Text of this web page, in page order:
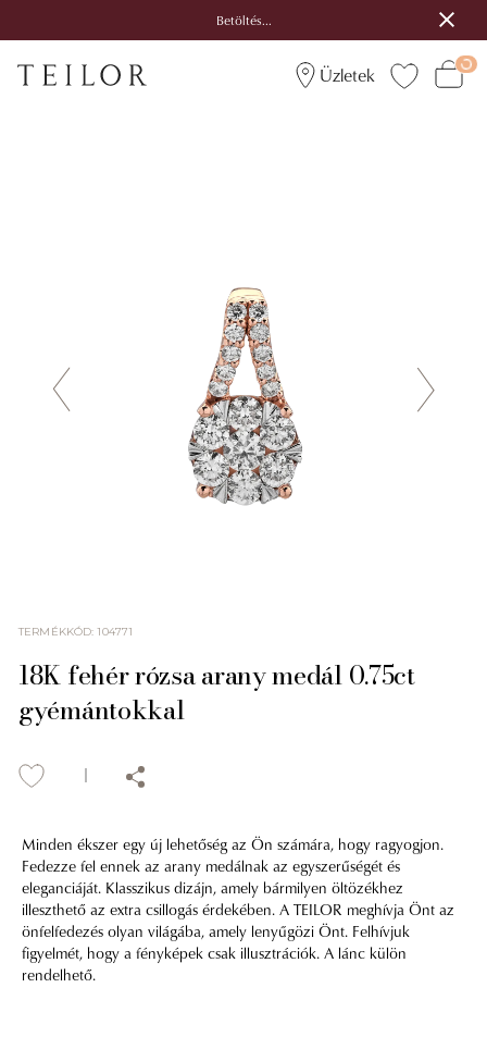
Betöltés...
Üzletek
TERMÉKKÓD:104771
18K fehér rózsa arany medál 0.75ct
gyémántokkal
Minden ékszer egy új lehetőség az Ön számára, hogy ragyogjon.
Fedezze fel ennek az arany medálnak az egyszerűségét és
eleganciáját. Klasszikus dizájn, amely bármilyen öltözékhez
illeszthető az extra csillogás érdekében. A TEILOR meghívja Önt az
önfelfedezés olyan világába, amely lenyűgözi Önt. Felhívjuk
figyelmét, hogy a fényképek csak illusztrációk. A lánc külön
rendelhető.